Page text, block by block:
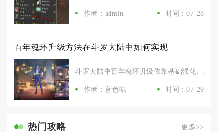
作者：admin 时间：07-28
百年魂环升级方法在斗罗大陆中如何实现
斗罗大陆中百年魂环升级依靠基础强化、吞
作者：蓝色咕 时间：07-29
热门攻略 更多>>